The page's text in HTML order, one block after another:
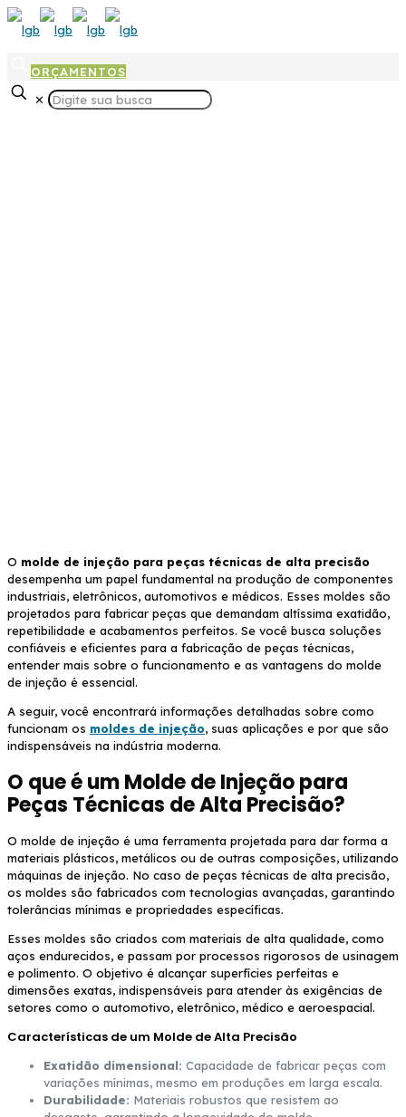
ORÇAMENTOS
✕
O molde de injeção para peças técnicas de alta precisão
desempenha um papel fundamental na produção de componentes
industriais, eletrônicos, automotivos e médicos. Esses moldes são
projetados para fabricar peças que demandam altíssima exatidão,
repetibilidade e acabamentos perfeitos. Se você busca soluções
confiáveis e eficientes para a fabricação de peças técnicas,
entender mais sobre o funcionamento e as vantagens do molde
de injeção é essencial.
A seguir, você encontrará informações detalhadas sobre como
funcionam os moldes de injeção, suas aplicações e por que são
indispensáveis na indústria moderna.
O que é um Molde de Injeção para
Peças Técnicas de Alta Precisão?
O molde de injeção é uma ferramenta projetada para dar forma a
materiais plásticos, metálicos ou de outras composições, utilizando
máquinas de injeção. No caso de peças técnicas de alta precisão,
os moldes são fabricados com tecnologias avançadas, garantindo
tolerâncias mínimas e propriedades específicas.
Esses moldes são criados com materiais de alta qualidade, como
aços endurecidos, e passam por processos rigorosos de usinagem
e polimento. O objetivo é alcançar superfícies perfeitas e
dimensões exatas, indispensáveis para atender às exigências de
setores como o automotivo, eletrônico, médico e aeroespacial.
Características de um Molde de Alta Precisão
Exatidão dimensional: Capacidade de fabricar peças com
variações mínimas, mesmo em produções em larga escala.
Durabilidade: Materiais robustos que resistem ao